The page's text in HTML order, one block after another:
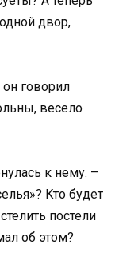
двор,
говорил
весело
к нему. –
Кто будет
постели
об этом?